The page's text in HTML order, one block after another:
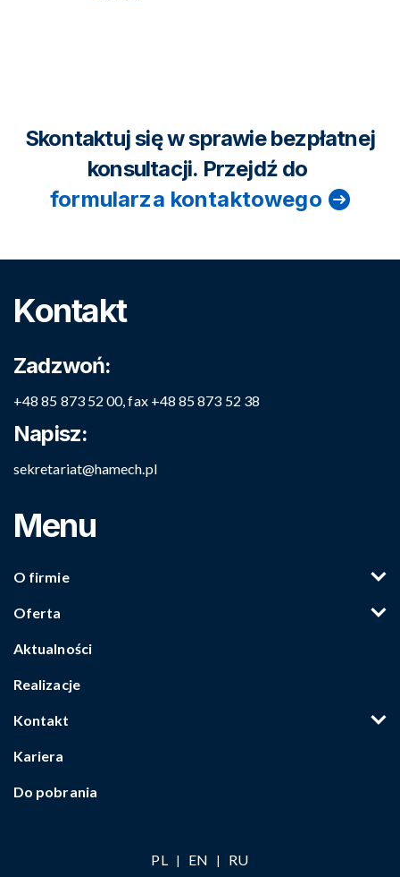
Skontaktuj się w sprawie bezpłatnej
konsultacji. Przejdź do
formularza kontaktowego
Kontakt
Zadzwoń:
+48 85 873 52 00, fax +48 85 873 52 38
Napisz:
sekretariat@hamech.pl
Menu
O firmie
Oferta
Aktualności
Realizacje
Kontakt
Kariera
Do pobrania
PL | EN | RU